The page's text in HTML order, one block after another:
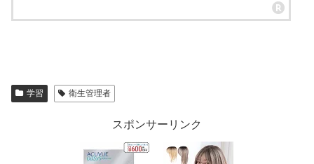
学習 衛生管理者
スポンサーリンク